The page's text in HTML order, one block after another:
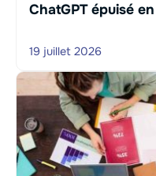
ChatGPT épuisé
19 juillet 2026